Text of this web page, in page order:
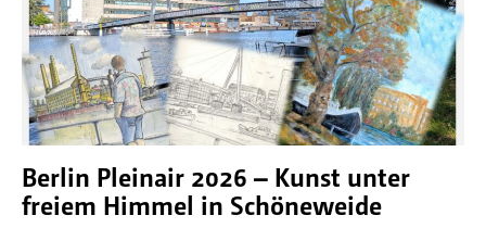
Berlin Pleinair 2026 – Kunst unter
freiem Himmel in Schöneweide